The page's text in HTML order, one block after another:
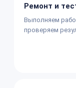
Ремонт и
Выполняем
проверяем